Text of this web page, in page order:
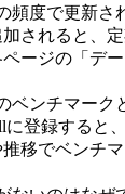
頻度で更新さ
されると、
ージの「デ
ベンチマーク
に登録すると
移でベンチ